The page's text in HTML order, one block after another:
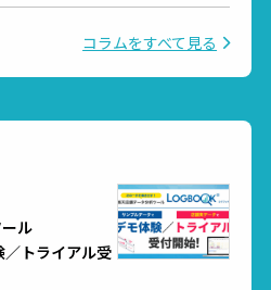
コラムをすべて見る
ル
／トライアル受